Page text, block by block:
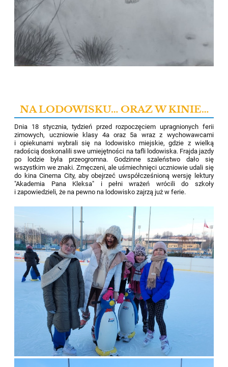
NA LODOWISKU… ORAZ W KINIE…
Dnia 18 stycznia, tydzień przed rozpoczęciem upragnionych ferii
zimowych, uczniowie klasy 4a oraz 5a wraz z wychowawcami
i opiekunami wybrali się na lodowisko miejskie, gdzie z wielką
radością doskonalili swe umiejętności na tafli lodowiska. Frajda jazdy
po lodzie była przeogromna. Godzinne szaleństwo dało się
wszystkim we znaki. Zmęczeni, ale uśmiechnięci uczniowie udali się
do kina Cinema City, aby obejrzeć uwspółcześnioną wersję lektury
"Akademia Pana Kleksa" i pełni wrażeń wrócili do szkoły
i zapowiedzieli, że na pewno na lodowisko zajrzą już w ferie.